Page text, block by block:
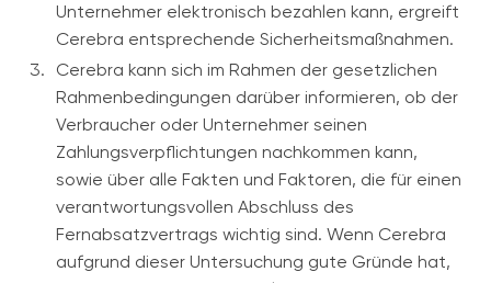
Unternehmer elektronisch bezahlen kann, ergreift
Cerebra entsprechende Sicherheitsmaßnahmen.
Cerebra kann sich im Rahmen der gesetzlichen
Rahmenbedingungen darüber informieren, ob der
Verbraucher oder Unternehmer seinen
Zahlungsverpflichtungen nachkommen kann,
sowie über alle Fakten und Faktoren, die für einen
verantwortungsvollen Abschluss des
Fernabsatzvertrags wichtig sind. Wenn Cerebra
aufgrund dieser Untersuchung gute Gründe hat,